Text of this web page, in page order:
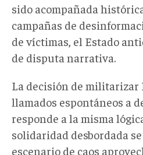
sido acompañada
campañas de
de víctimas, el Estado
de disputa narrativa.
La decisión de militarizar
llamados espontáneos a
responde a la misma
solidaridad desbordada
escenario de caos